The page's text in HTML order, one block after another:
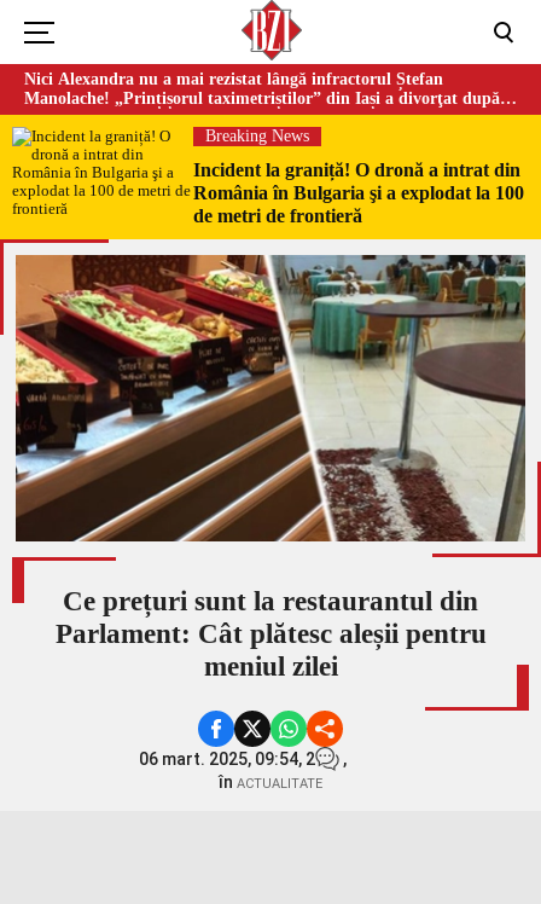
Nici Alexandra nu a mai rezistat lângă infractorul Ștefan
Manolache! „Prințișorul taximetriștilor” din Iași a divorţat după
doi ani de căsnicie
Breaking News
Incident la graniță! O dronă a intrat din
România în Bulgaria şi a explodat la 100
de metri de frontieră
Ce prețuri sunt la restaurantul din
Parlament: Cât plătesc aleșii pentru
meniul zilei
06 mart. 2025, 09:54, 2
,
în ACTUALITATE